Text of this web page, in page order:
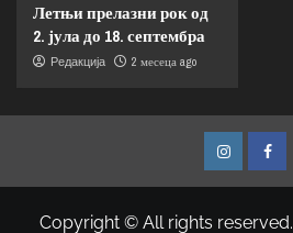
Летњи прелазни рок од
2. јула до 18. септембра
Редакција 2 месеца ago
Copyright © All rights reserved.